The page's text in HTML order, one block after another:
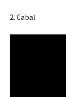
2. Cabal